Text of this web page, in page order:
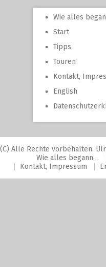
Wie alles
Start
Tipps
Touren
Kontakt,
English
(C) Alle Rechte vorbehalten.
Wie alles begann…
Kontakt, Impressum